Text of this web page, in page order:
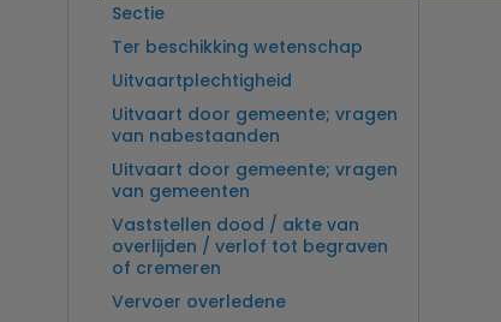
Sectie
Ter beschikking wetenschap
Uitvaartplechtigheid
Uitvaart door gemeente; vragen
van nabestaanden
Uitvaart door gemeente; vragen
van gemeenten
Vaststellen dood / akte van
overlijden / verlof tot begraven
of cremeren
Vervoer overledene